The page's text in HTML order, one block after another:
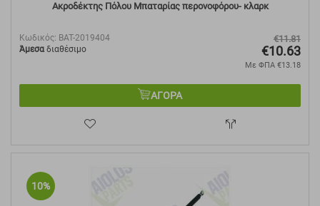
Ακροδέκτης Πόλου Μπαταρίας περονοφόρου- κλαρκ
Κωδικός: BAT-2019404
Άμεσα διαθέσιμο
€11.81
€10.63
Με ΦΠΑ €13.18
ΑΓΟΡΑ
10%